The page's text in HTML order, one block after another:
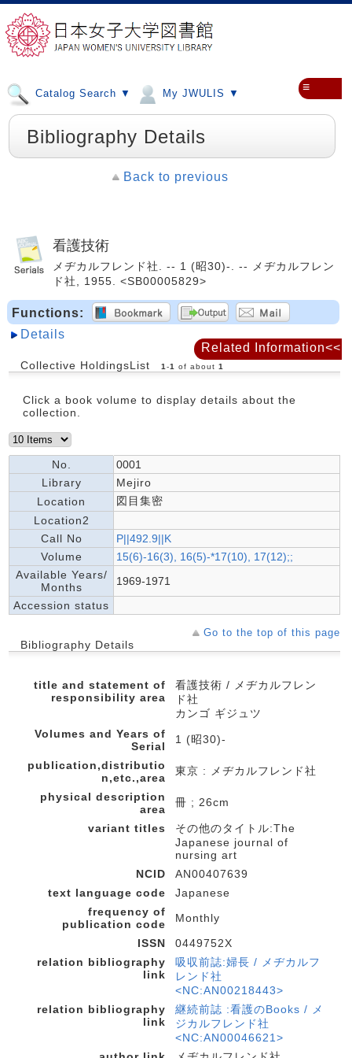
Catalog Search ▼ My JWULIS ▼ ≡
Bibliography Details
Back to previous
看護技術
メヂカルフレンド社. -- 1 (昭30)-. -- メヂカルフレン
ド社, 1955. <SB00005829>
Functions:
Details
Collective HoldingsList 1 -1 of about 1
Click a book volume to display details about the
collection.
No.
0001
Library
Mejiro
Location
図目集密
Location2
Call No
P||492.9||K
Volume
15(6)-16(3), 16(5)-*17(10), 17(12);;
Available Years/
Months
1969-1971
Accession status
Go to the top of this page
Bibliography Details
title and statement of
responsibility area
看護技術 / メヂカルフレン
ド社
カンゴ ギジュツ
Volumes and Years of
Serial
1 (昭30)-
publication,distributio
n,etc.,area
東京 : メヂカルフレンド社
physical description
area
冊 ; 26cm
variant titles
その他のタイトル:The
Japanese journal of
nursing art
NCID
AN00407639
text language code
Japanese
frequency of
publication code
Monthly
ISSN
0449752X
relation bibliography
link
吸収前誌:婦長 / メヂカルフ
レンド社
<NC:AN00218443>
relation bibliography
link
継続前誌 :看護のBooks / メ
ジカルフレンド社
<NC:AN00046621>
Related Information<<